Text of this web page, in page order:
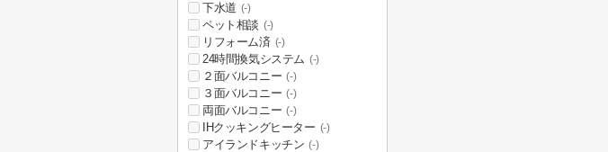
下水道 (-)
ペット相談 (-)
リフォーム済 (-)
24時間換気システム (-)
２面バルコニー (-)
３面バルコニー (-)
両面バルコニー (-)
IHクッキングヒーター (-)
アイランドキッチン (-)